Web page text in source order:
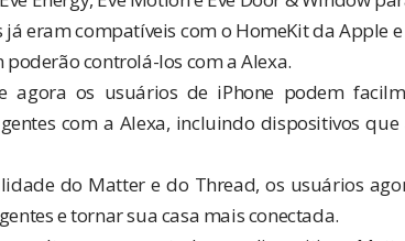
já eram compatíveis com o HomeKit da Apple
controlá-los com a Alexa.
agora os usuários de iPhone podem
com a Alexa, incluindo dispositivos
do Matter e do Thread, os usuários
e tornar sua casa mais conectada.